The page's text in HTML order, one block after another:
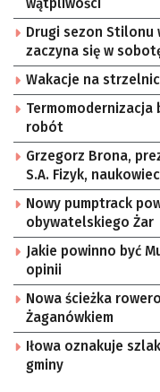
wątpliwości
Drugi sezon Stilonu
zaczyna się w
Wakacje na
Termomodernizacja
robót
Grzegorz Brona,
S.A. Fizyk, naukowiec, były pracownik CERN w Genewie,
przedsiębiorca i
habilitowany nauk
Sektorowej ds.
Kosmicznego oraz
Kosmicznych i
Nowy pumptrack
obywatelskiego Żar
Jakie powinno być
opinii
Nowa ścieżka
Żaganówkiem
Iłowa oznakuje
gminy